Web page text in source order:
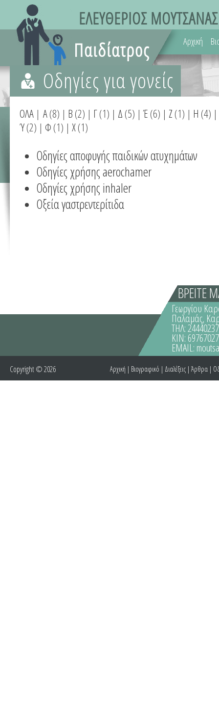
Αρχική
Οδηγίες για γονείς
ΟΛΑ | Α(8) | Β (2) | Γ(1) | Δ (5) | Έ (6) | Ζ (1) | Η (4) |
Ύ(2) | Φ (1) | Χ(1)
Οδηγίες αποφυγής παιδικών ατυχημάτων
Οδηγίες χρήσης aerochamer
Οδηγίες χρήσης inhaler
Οξεία γαστρεντερίτιδα
ΒΡΕΙΤΕ
Γεωργίου
Παλαμάς,
ΤΗΛ:
ΚΙΝ:
EMAIL:
Copyright © 2026 Αρχική | Βιογραφικό | Διαλέξεις | Άρθρα |